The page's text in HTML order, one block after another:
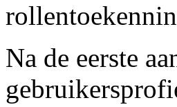
Na de eerste